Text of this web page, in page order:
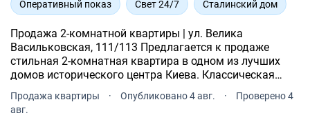
Оперативный показ Свет 24/7 Сталинский дом
Продажа 2-комнатной квартиры | ул. Велика
Васильковская, 111/113 Предлагается к продаже
стильная 2-комнатная квартира в одном из лучших
домов исторического центра Киева. Классическая
сталинка сочетает в себе надежность, комфорт и
престижную локацию.
Продажа квартиры · Опубликовано 4 авг. ·
Проверено 4
авг.